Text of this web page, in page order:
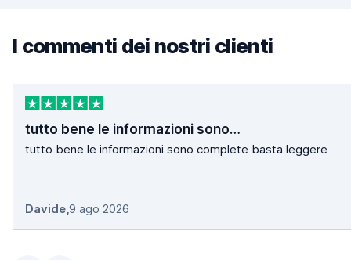
I commenti dei nostri clienti
tutto bene le informazioni sono…
tutto bene le informazioni sono complete basta leggere
Davide,9 ago 2026